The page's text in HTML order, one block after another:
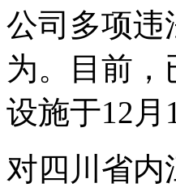
公司多项违
为。目前，
设施于12
对四川省